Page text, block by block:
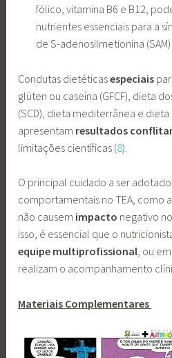
fólico, vitamina B6 e B12,
nutrientes essenciais para a
de S-adenosilmetionina (SAM)
Condutas dietéticasespeciais
glúten ou caseína (GFCF), dieta
(SCD), dieta mediterrânea e
apresentam resultados
limitações científicas (8).
O principal cuidado a ser
comportamentais no TEA, como
não causem impacto negativo
isso, é essencial que o
equipe multiprofissional, ou
realizam o acompanhamento
Materiais Complementares